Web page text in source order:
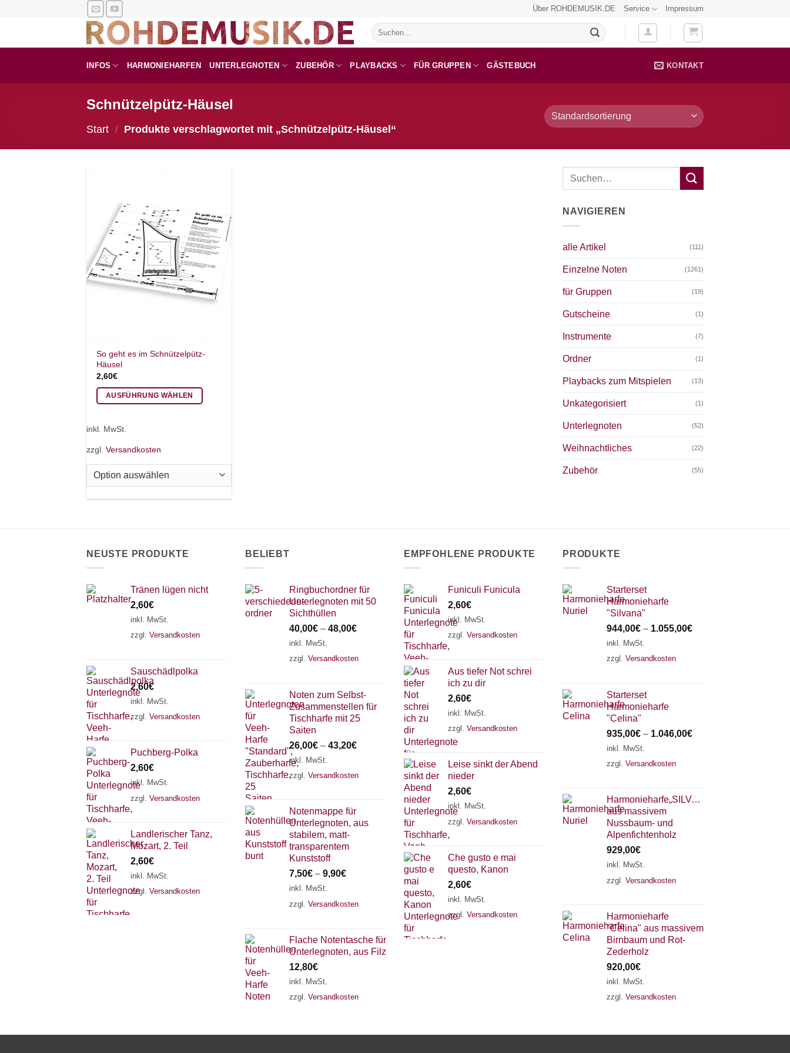
Über ROHDEMUSIK.DE Service Impressum
Suchen
nach:
INFOS HARMONIEHARFEN UNTERLEGNOTEN ZUBEHÖR PLAYBACKS FÜR GRUPPEN GÄSTEBUCH KONTAKT
Schnützelpütz-Häusel
Start / Produkte verschlagwortet mit „Schnützelpütz-Häusel“
So geht es im Schnützelpütz-
Häusel
2,60€
AUSFÜHRUNG WÄHLEN
mehrere
Varianten
auf.
Produktseite
inkl. MwSt.
zzgl. Versandkosten
NAVIGIEREN
alle Artikel (111)
Einzelne Noten (1261)
für Gruppen (19)
Gutscheine (1)
Instrumente (7)
Ordner (1)
Playbacks zum Mitspielen (13)
Unkategorisiert (1)
Unterlegnoten (52)
Weihnachtliches (22)
Zubehör (55)
NEUSTE PRODUKTE
Tränen lügen nicht
2,60€
inkl. MwSt.
zzgl. Versandkosten
Sauschädlpolka
2,60€
inkl. MwSt.
zzgl. Versandkosten
Puchberg-Polka
2,60€
inkl. MwSt.
zzgl. Versandkosten
Landlerischer Tanz,
Mozart, 2. Teil
2,60€
inkl. MwSt.
zzgl. Versandkosten
BELIEBT
Ringbuchordner für
Unterlegnoten mit 50
Sichthüllen
40,00€ – 48,00€
inkl. MwSt.
zzgl. Versandkosten
Noten zum Selbst-
Zusammenstellen für
Tischharfe mit 25
Saiten
26,00€ – 43,20€
inkl. MwSt.
zzgl. Versandkosten
Notenmappe für
Unterlegnoten, aus
stabilem, matt-
transparentem
Kunststoff
7,50€ – 9,90€
inkl. MwSt.
zzgl. Versandkosten
Flache Notentasche für
Unterlegnoten, aus Filz
12,80€
inkl. MwSt.
zzgl. Versandkosten
EMPFOHLENE PRODUKTE
Funiculi Funicula
2,60€
inkl. MwSt.
zzgl. Versandkosten
Aus tiefer Not schrei
ich zu dir
2,60€
inkl. MwSt.
zzgl. Versandkosten
Leise sinkt der Abend
nieder
2,60€
inkl. MwSt.
zzgl. Versandkosten
Che gusto e mai
questo, Kanon
2,60€
inkl. MwSt.
zzgl. Versandkosten
PRODUKTE
Starterset
Harmonieharfe
"Silvana"
944,00€ – 1.055,00€
inkl. MwSt.
zzgl. Versandkosten
Starterset
Harmonieharfe
"Celina"
935,00€ – 1.046,00€
inkl. MwSt.
zzgl. Versandkosten
Harmonieharfe„SILVANA"
aus massivem
Nussbaum- und
Alpenfichtenholz
929,00€
inkl. MwSt.
zzgl. Versandkosten
Harmonieharfe
"Celina" aus massivem
Birnbaum und Rot-
Zederholz
920,00€
inkl. MwSt.
zzgl. Versandkosten
18 SAITEN 21 SAITEN 25 SAITEN
AKKORDZITHER